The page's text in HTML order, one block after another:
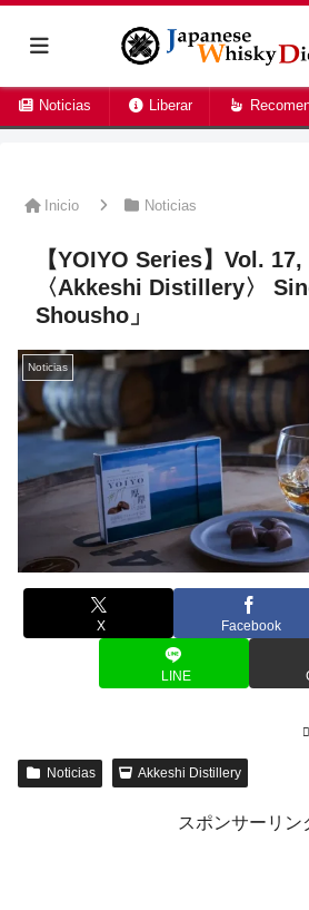
Noticias Liberar
Inicio Noticias
【YOIYO Series】Vol.
〈Akkeshi Distillery〉
Shousho」
Noticias
X Facebook
LINE
Noticias Akkeshi Distillery
スポンサーリン